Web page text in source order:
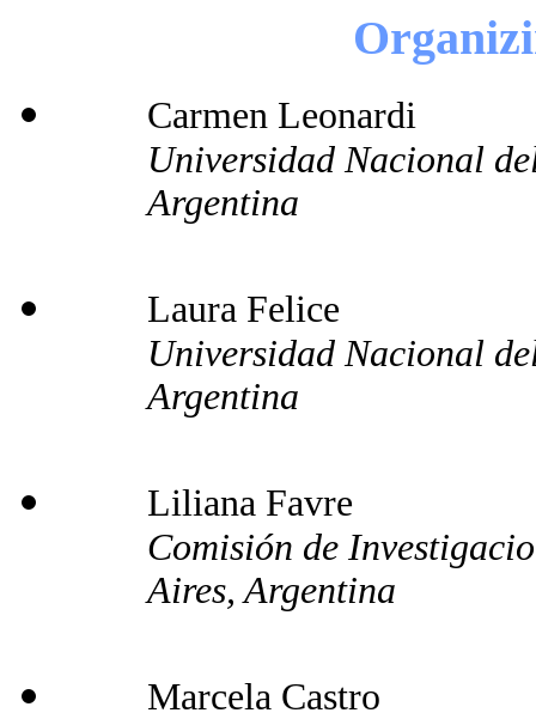
Carmen Leonardi
Universidad Nacional
Argentina
Laura Felice
Universidad Nacional
Argentina
Liliana Favre
Comisión de
Aires, Argentina
Marcela Castro